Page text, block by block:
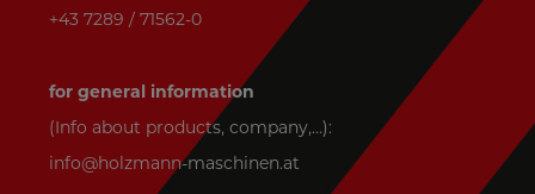
+43 7289 / 71562-0
for general information
(Info about products, company,...):
info@holzmann-maschinen.at